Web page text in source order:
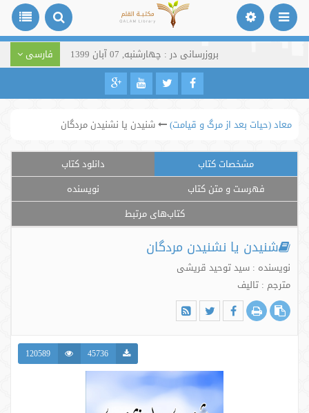
بروزرسانی در : چهارشنبه, 07 آبان 1399 فارسی
معاد (حیات بعد از مرگ و قیامت) شنیدن یا نشنیدن مردگان
مشخصات کتاب
دانلود کتاب
فهرست و متن کتاب
نویسنده
کتاب‌های مرتبط
شنیدن یا نشنیدن مردگان
نویسنده : سید توحید قریشی
مترجم : تالیف
45736
120589